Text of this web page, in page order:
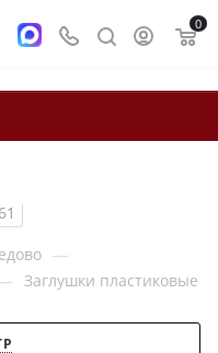
0
61
—
Заглушки пластиковые